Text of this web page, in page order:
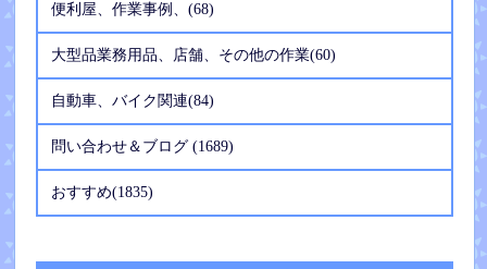
便利屋、作業事例、(68)
大型品業務用品、店舗、その他の作業(60)
自動車、バイク関連(84)
問い合わせ＆ブログ (1689)
おすすめ(1835)